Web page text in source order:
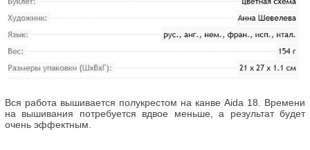
Вся работа вышивается полукрестом на канве Aida 18. Времени
на вышивания потребуется вдвое меньше, а результат будет
очень эффектным.